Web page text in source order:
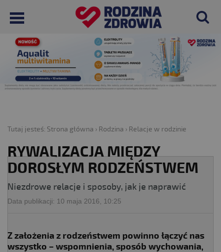
Tutaj jesteś: Strona główna › Rodzina › Relacje w rodzinie
RYWALIZACJA MIĘDZY
DOROSŁYM RODZEŃSTWEM
Niezdrowe relacje i sposoby, jak je naprawić
Data publikacji: 10 maja 2016, 10:25
Z założenia z rodzeństwem powinno łączyć nas
wszystko – wspomnienia, sposób wychowania,